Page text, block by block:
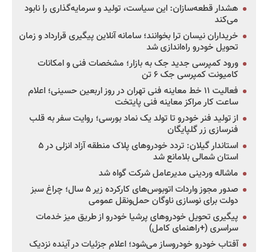
هشدار قطعه‌سازان: این سیاست، تولید و سرمایه‌گذاری را نابود
می‌کند
خریداران نیسان ترا بخوانند؛ سامانه آنلاین پیگیری قرارداد و زمان
تحویل خودرو راه‌اندازی شد
ورود کمپرسی جدید جک به بازار؛ مشخصات فنی و امکانات
کامیونت کمپرسی جک ۶ تن
فعالیت ۱۱ خط معاینه فنی تهران در روز اربعین حسینی؛ اعلام
ساعت کار مراکز معاینه فنی پایتخت
از تولید فنر خودرو تا تولد یک نماد بورسی؛ روایت سفر به قلب
فنرسازی زر گلپایگان
استاندار گیلان: تردد خودروهای پلاک منطقه آزاد انزلی در ۵
استان شمالی بلامانع شد
ماشاله وردینی مدیرعامل شرکت گواه شد
صدور مجوز واردات اتوبوس‌های کارکرده زیر ۵ سال؛ چراغ سبز
دولت برای نوسازی ناوگان حمل‌ونقل عمومی
پیگیری تحویل خودروهای پرشیا خودرو از طریق میز خدمات
سراسری (+راهنمای کامل)
آفتاب خودرو خودروساز می‌شود؛ اعلام جزئیات در آینده نزدیک